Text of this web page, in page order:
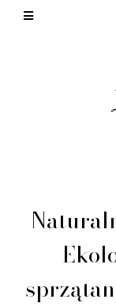
This site uses
of service,
and address